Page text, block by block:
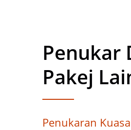
Penukar
Pakej
Penukaran